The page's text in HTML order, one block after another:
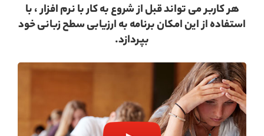
هر کاربر می تواند قبل از شروع به کار با نرم افزار ، با
استفاده از این امکان برنامه به ارزیابی سطح زبانی خود
بپردازد.